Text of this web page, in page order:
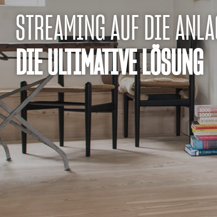
STREAMING AUF DIE
DIE ULTIMATIVE LÖSUNG